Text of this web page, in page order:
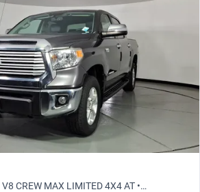
CREW MAX LIMITED 4X4 AT •